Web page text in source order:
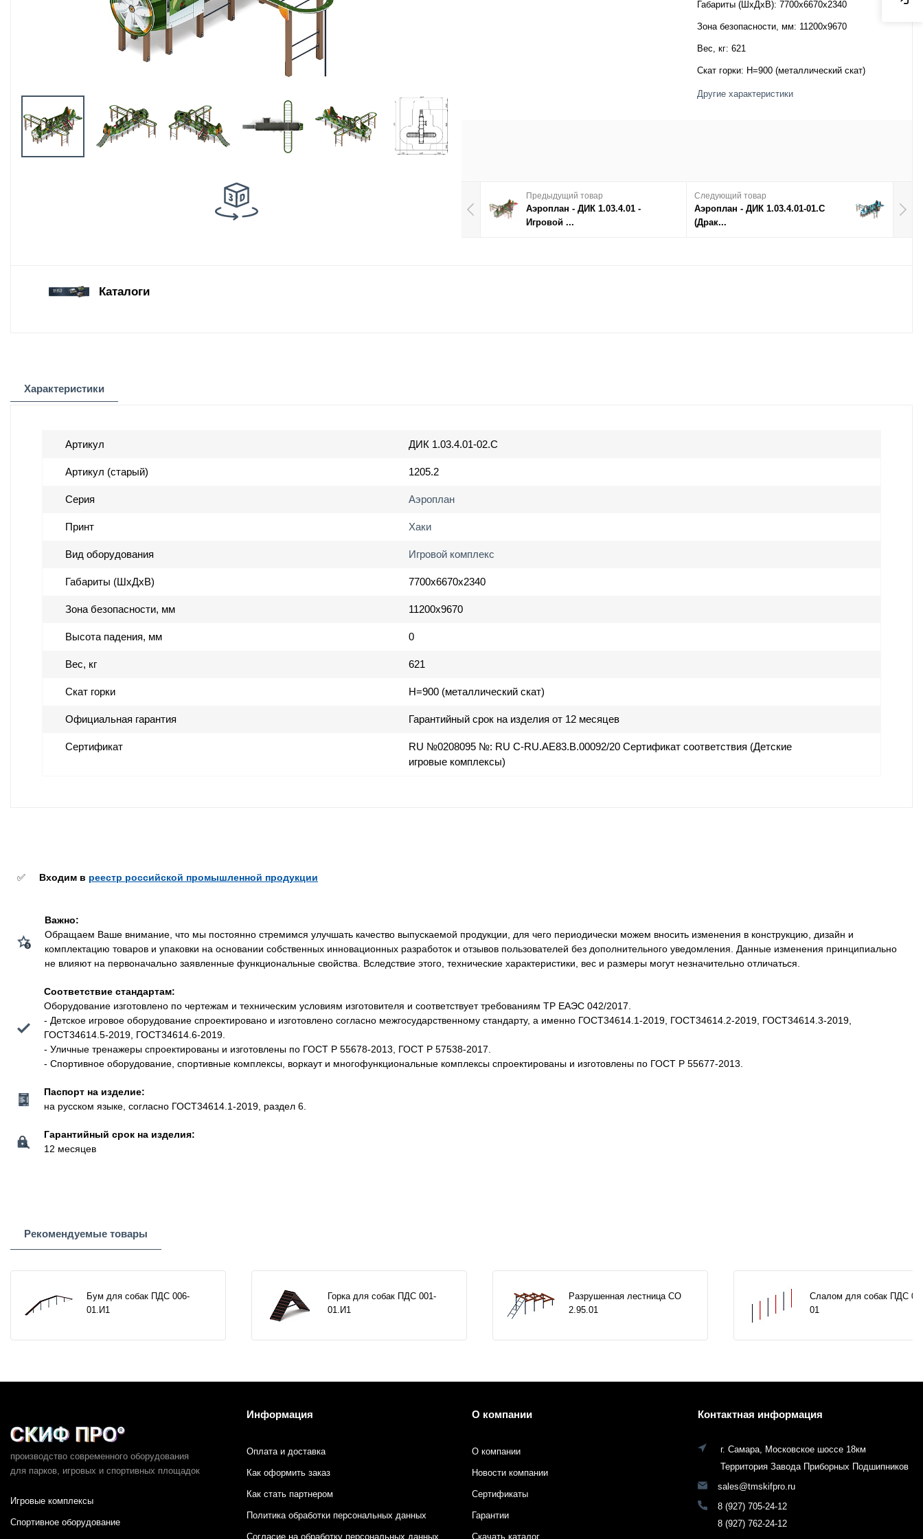
оборудование
Благоустройство
детских площадок
Габариты (ШхДхВ): 7700х6670х2340
Зона безопасности, мм: 11200х9670
Вес, кг: 621
Скат горки: H=900 (металлический скат)
Другие характеристики
Предыдущий товар
Аэроплан - ДИК 1.03.4.01 -
Игровой ...
Следующий товар
Аэроплан - ДИК 1.03.4.01-01.C
(Драк...
Каталоги
Характеристики
Артикул ДИК 1.03.4.01-02.С
Артикул (старый) 1205.2
Серия Аэроплан
Принт Хаки
Вид оборудования Игровой комплекс
Габариты (ШхДхВ) 7700х6670х2340
Зона безопасности, мм 11200х9670
Высота падения, мм 0
Вес, кг 621
Скат горки H=900 (металлический скат)
Официальная гарантия Гарантийный срок на изделия от 12 месяцев
Сертификат
RU №0208095 №: RU C-RU.AE83.B.00092/20 Сертификат соответствия (Детские
игровые комплексы)
✅ Входим в реестр российской промышленной продукции
Важно:
Обращаем Ваше внимание, что мы постоянно стремимся улучшать качество выпускаемой продукции, для чего периодически можем вносить изменения в конструкцию, дизайн и
комплектацию товаров и упаковки на основании собственных инновационных разработок и отзывов пользователей без дополнительного уведомления. Данные изменения принципиально
не влияют на первоначально заявленные функциональные свойства. Вследствие этого, технические характеристики, вес и размеры могут незначительно отличаться.
Соответствие стандартам:
Оборудование изготовлено по чертежам и техническим условиям изготовителя и соответствует требованиям ТР ЕАЭС 042/2017.
- Детское игровое оборудование спроектировано и изготовлено согласно межгосударственному стандарту, а именно ГОСТ34614.1-2019, ГОСТ34614.2-2019, ГОСТ34614.3-2019,
ГОСТ34614.5-2019, ГОСТ34614.6-2019.
- Уличные тренажеры спроектированы и изготовлены по ГОСТ Р 55678-2013, ГОСТ Р 57538-2017.
- Спортивное оборудование, спортивные комплексы, воркаут и многофункциональные комплексы спроектированы и изготовлены по ГОСТ Р 55677-2013.
Паспорт на изделие:
на русском языке, согласно ГОСТ34614.1-2019, раздел 6.
Гарантийный срок на изделия:
12 месяцев
Рекомендуемые товары
Бум для собак ПДС 006-
01.И1
Горка для собак ПДС 001-
01.И1
Разрушенная лестница СО
2.95.01
Слалом для собак ПДС
01
производство современного оборудования
для парков, игровых и спортивных площадок
Игровые комплексы
Спортивное оборудование
Информация
Оплата и доставка
Как оформить заказ
Как стать партнером
Политика обработки персональных данных
Согласие на обработку персональных данных
О компании
О компании
Новости компании
Сертификаты
Гарантии
Скачать каталог
Контактная информация
г. Самара, Московское шоссе 18км
Территория Завода Приборных Подшипников
sales@tmskifpro.ru
8 (927) 705-24-12
8 (927) 762-24-12